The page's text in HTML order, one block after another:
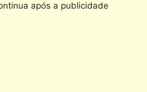
após a publicidade